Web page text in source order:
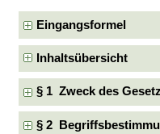
Eingangsformel
Inhaltsübersicht
§ 1 Zweck des
§ 2